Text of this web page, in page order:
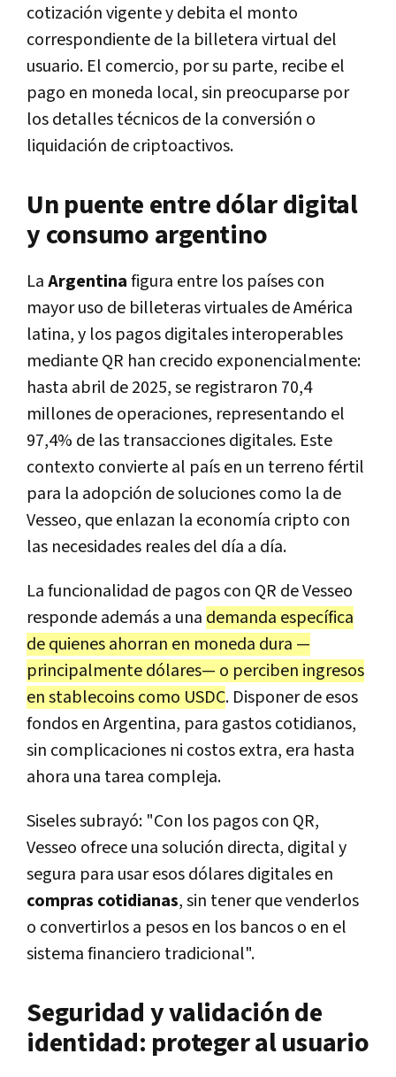
cotización vigente y debita el monto
correspondiente de la billetera virtual del
usuario. El comercio, por su parte, recibe el
pago en moneda local, sin preocuparse por
los detalles técnicos de la conversión o
liquidación de criptoactivos.
Un puente entre dólar digital
y consumo argentino
LaArgentinafigura entre los países con
mayor uso de billeteras virtuales de América
latina, y los pagos digitales interoperables
mediante QR han crecido exponencialmente:
hasta abril de 2025, se registraron 70,4
millones de operaciones, representando el
97,4% de las transacciones digitales. Este
contexto convierte al país en un terreno fértil
para la adopción de soluciones como la de
Vesseo, que enlazan la economía cripto con
las necesidades reales del día a día.
La funcionalidad de pagos con QR de Vesseo
responde además a una demanda específica
de quienes ahorran en moneda dura —
principalmente dólares— o perciben ingresos
en stablecoins como USDC. Disponer de esos
fondos en Argentina, para gastos cotidianos,
sin complicaciones ni costos extra, era hasta
ahora una tarea compleja.
Siseles subrayó: "Con los pagos con QR,
Vesseo ofrece una solución directa, digital y
segura para usar esos dólares digitales en
compras cotidianas, sin tener que venderlos
o convertirlos a pesos en los bancos o en el
sistema financiero tradicional".
Seguridad y validación de
identidad: proteger al usuario